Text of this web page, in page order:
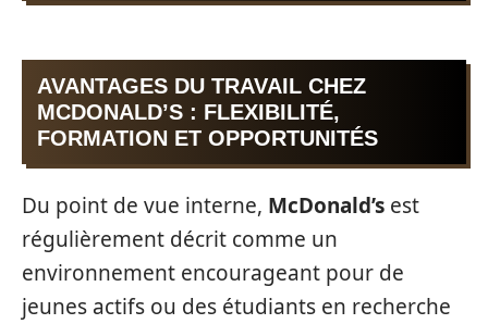
AVANTAGES DU TRAVAIL CHEZ
MCDONALD’S : FLEXIBILITÉ,
FORMATION ET OPPORTUNITÉS
Du point de vue interne, McDonald’s est
régulièrement décrit comme un
environnement encourageant pour de
jeunes actifs ou des étudiants en recherche